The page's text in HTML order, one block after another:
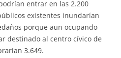
entrar en las 2.200
existentes inundarían
porque aun ocupando
destinado al centro cívico de
3.649.